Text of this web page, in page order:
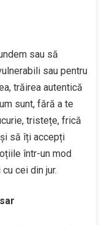
sau să
sau pentru
trăirea autentică
sunt, fără a te
tristețe, frică
să îți accepți
într-un mod
cei din jur.